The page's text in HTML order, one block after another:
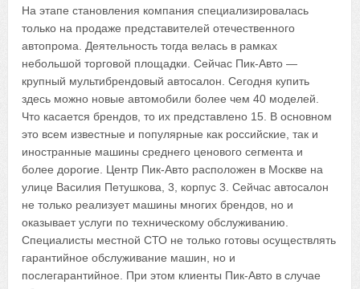
На этапе становления компания специализировалась
только на продаже представителей отечественного
автопрома. Деятельность тогда велась в рамках
небольшой торговой площадки. Сейчас Пик-Авто —
крупный мультибрендовый автосалон. Сегодня купить
здесь можно новые автомобили более чем 40 моделей.
Что касается брендов, то их представлено 15. В основном
это всем известные и популярные как российские, так и
иностранные машины среднего ценового сегмента и
более дорогие. Центр Пик-Авто расположен в Москве на
улице Василия Петушкова, 3, корпус 3. Сейчас автосалон
не только реализует машины многих брендов, но и
оказывает услуги по техническому обслуживанию.
Специалисты местной СТО не только готовы осуществлять
гарантийное обслуживание машин, но и
послегарантийное. При этом клиенты Пик-Авто в случае